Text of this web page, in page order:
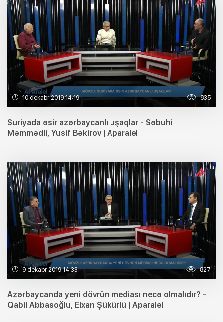
10 dekabr 2019 14:19 835
Suriyada əsir azərbaycanlı uşaqlar - Səbuhi
Məmmədli, Yusif Bəkirov | Aparalel
9 dekabr 2019 14:33 827
Azərbaycanda yeni dövrün mediası necə olmalıdır? -
Qabil Abbasoğlu, Elxan Şükürlü | Aparalel